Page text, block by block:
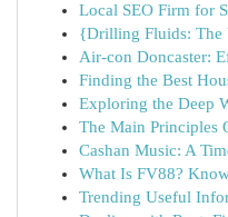
Local SEO Firm for
{Drilling Fluids: The
Air-con Doncaster:
Finding the Best
Exploring the Deep
The Main Principles
Cashan Music: A
What Is FV88?
Trending Useful